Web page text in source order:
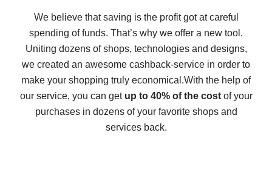
back
10% cash back on AliExpress - the impossible is
possible
The best cash back on AliExpress - how to find it
The best cash back service for AliExpress - let's
compare offers
We believe that saving is the profit got at careful
spending of funds. That’s why we offer a new tool.
Uniting dozens of shops, technologies and designs,
we created an awesome cashback-service in order to
make your shopping truly economical.With the help of
our service, you can get up to 40% of the costof your
purchases in dozens of your favorite shops and
services back.